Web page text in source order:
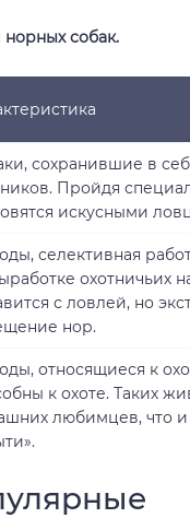
норных собак.
сохранившие в
Пройдя
искусными
селективная
охотничьих
с ловлей, но
нор.
относящиеся к
к охоте. Таких
любимцев, что